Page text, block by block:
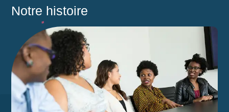
Notre histoire